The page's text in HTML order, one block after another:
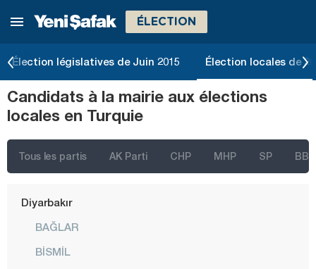
ÉLECTION
Élection législatives de Juin 2015 Élection locales de
Candidats à la mairie aux élections
locales en Turquie
Tous les partis AK Parti CHP MHP SP BBP
Bolu
Çanakkale
Çankırı
Denizli
Diyarbakır
BAĞLAR
BİSMİL